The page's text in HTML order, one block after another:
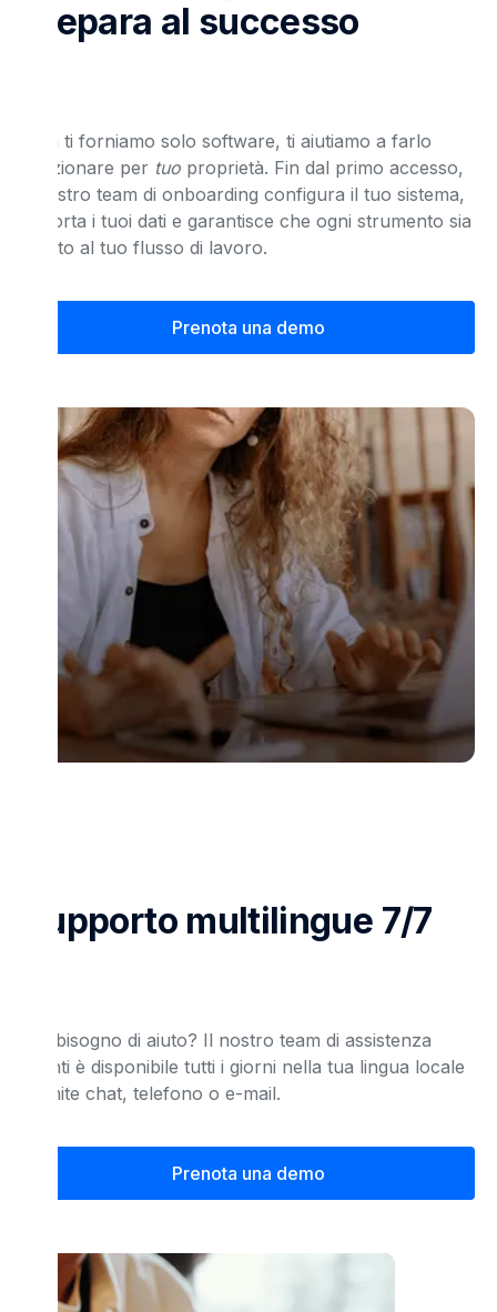
prepara al successo
Non ti forniamo solo software, ti aiutiamo a farlo
funzionare per tuo proprietà. Fin dal primo accesso,
il nostro team di onboarding configura il tuo sistema,
importa i tuoi dati e garantisce che ogni strumento sia
adatto al tuo flusso di lavoro.
Prenota una demo
Supporto multilingue 7/7
Hai bisogno di aiuto? Il nostro team di assistenza
clienti è disponibile tutti i giorni nella tua lingua locale
tramite chat, telefono o e-mail.
Prenota una demo